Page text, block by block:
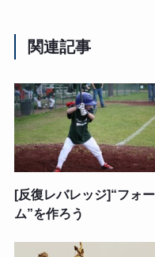
関連記事
[反復レバレッジ]“フォー
ム”を作ろう